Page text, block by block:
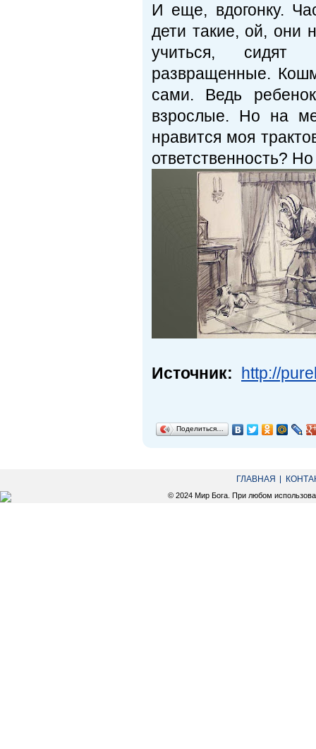
И еще, вдогонку.
дети такие, ой, они
учиться, сидят
развращенные.
сами. Ведь
взрослые. Но на
нравится моя
ответственность?
Источник: http://
Поделиться…
ГЛАВНАЯ
© 2024 Мир Бога. При любом